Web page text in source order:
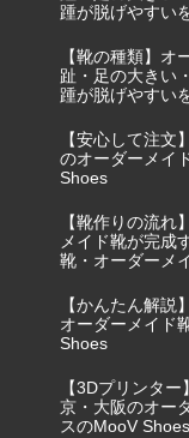
踵が脱げやすい
【靴の種類】
趾・足の大きい
踵が脱げやすい
【安心して注文
のオーダーメイ
Shoes
【靴作りの流れ
メイド靴が完成
靴・オーダーメ
【かんたん解
オーダーメイド
Shoes
【3Dプリンタ
京・大阪のオー
スのMooV Shoes